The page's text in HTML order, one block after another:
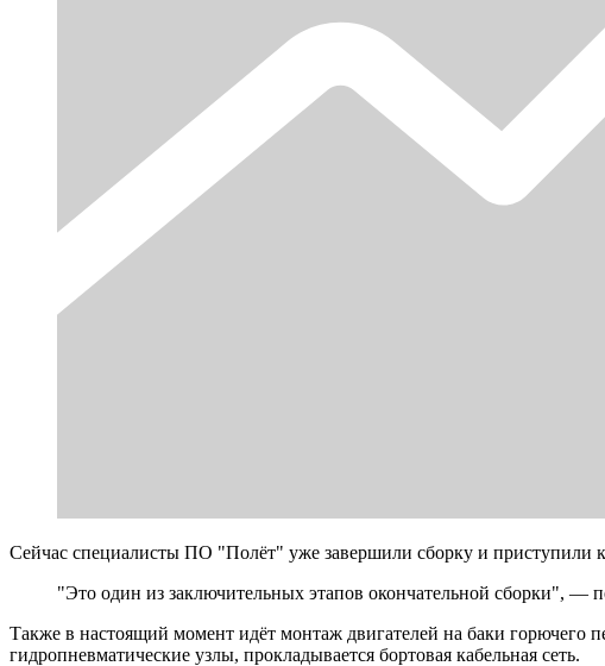
Сейчас специалисты ПО "Полёт" уже завершили сборку и
"Это один из заключительных этапов окончательной сборки", —
Также в настоящий момент идёт монтаж двигателей на баки горючего
гидропневматические узлы, прокладывается бортовая кабельная сеть.